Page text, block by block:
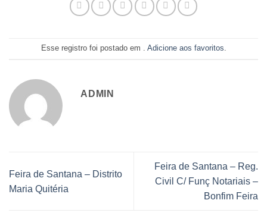
Esse registro foi postado em . Adicione aos favoritos.
ADMIN
Feira de Santana – Distrito
Maria Quitéria
Feira de Santana – Reg.
Civil C/ Funç Notariais –
Bonfim Feira